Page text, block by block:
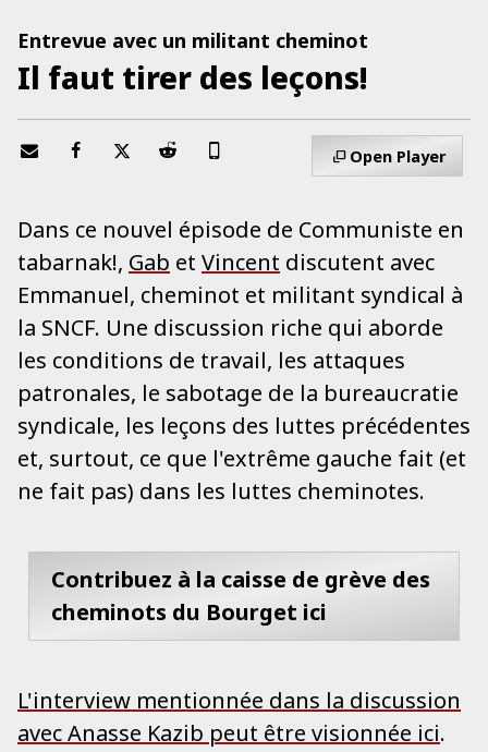
Entrevue avec un militant cheminot
Il faut tirer des leçons!
Dans ce nouvel épisode de Communiste en
tabarnak!, Gab et Vincent discutent avec
Emmanuel, cheminot et militant syndical à
la SNCF. Une discussion riche qui aborde
les conditions de travail, les attaques
patronales, le sabotage de la bureaucratie
syndicale, les leçons des luttes précédentes
et, surtout, ce que l'extrême gauche fait (et
ne fait pas) dans les luttes cheminotes.
Contribuez à la caisse de grève des
cheminots du Bourget ici
L'interview mentionnée dans la discussion
avec Anasse Kazib peut être visionnée ici.
Open Player